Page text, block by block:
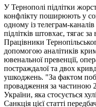
У Тернополі підлітки
конфлікту поширюють у
одному із телеграм-
підлітків штовхає, тягає
Працівники
допомогою аналітиків
ювенальної превенції,
постраждалої та двох
ушкоджень. "За фактом
провадження за частиною
України, яка стосується
Санкція цієї статті